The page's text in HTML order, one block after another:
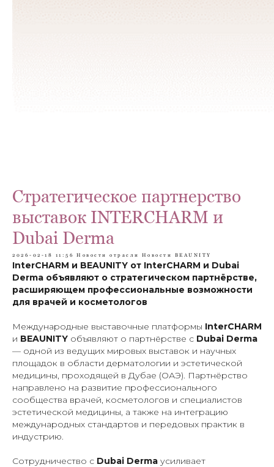
Стратегическое партнерство
выставок INTERCHARM и
Dubai Derma
2026-02-18 11:56 Новости отрасли Новости BEAUNITY
InterCHARM и BEAUNITY от InterCHARM и Dubai
Derma объявляют о стратегическом партнёрстве,
расширяющем профессиональные возможности
для врачей и косметологов
Международные выставочные платформы InterCHARM
и BEAUNITY объявляют о партнёрстве с Dubai Derma
— одной из ведущих мировых выставок и научных
площадок в области дерматологии и эстетической
медицины, проходящей в Дубае (ОАЭ). Партнёрство
направлено на развитие профессионального
сообщества врачей, косметологов и специалистов
эстетической медицины, а также на интеграцию
международных стандартов и передовых практик в
индустрию.
Сотрудничество с Dubai Derma усиливает